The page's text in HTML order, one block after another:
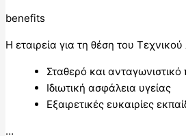
benefits
Η εταιρεία για τη θέση του
Σταθερό και
Ιδιωτική ασφάλεια υγείας
Εξαιρετικές ευκαιρίες
…